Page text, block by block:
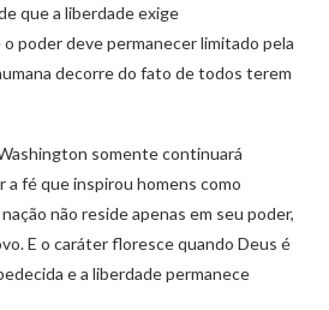
que a liberdade exige
poder deve permanecer limitado pela
decorre do fato de todos terem
somente continuará
fé que inspirou homens como
não reside apenas em seu poder,
E o caráter floresce quando Deus é
e a liberdade permanece